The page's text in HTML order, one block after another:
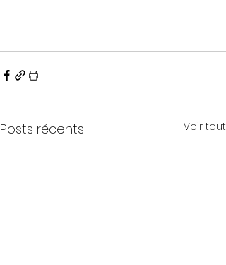
Posts récents Voir tout